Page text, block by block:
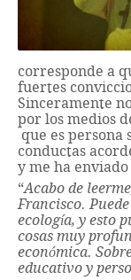
corresponde a
fuertes
Sinceramente
por los medios
que es persona
conductas
y me ha
“Acabo de
Francisco.
ecología, y esto
cosas muy
económica.
educativo y